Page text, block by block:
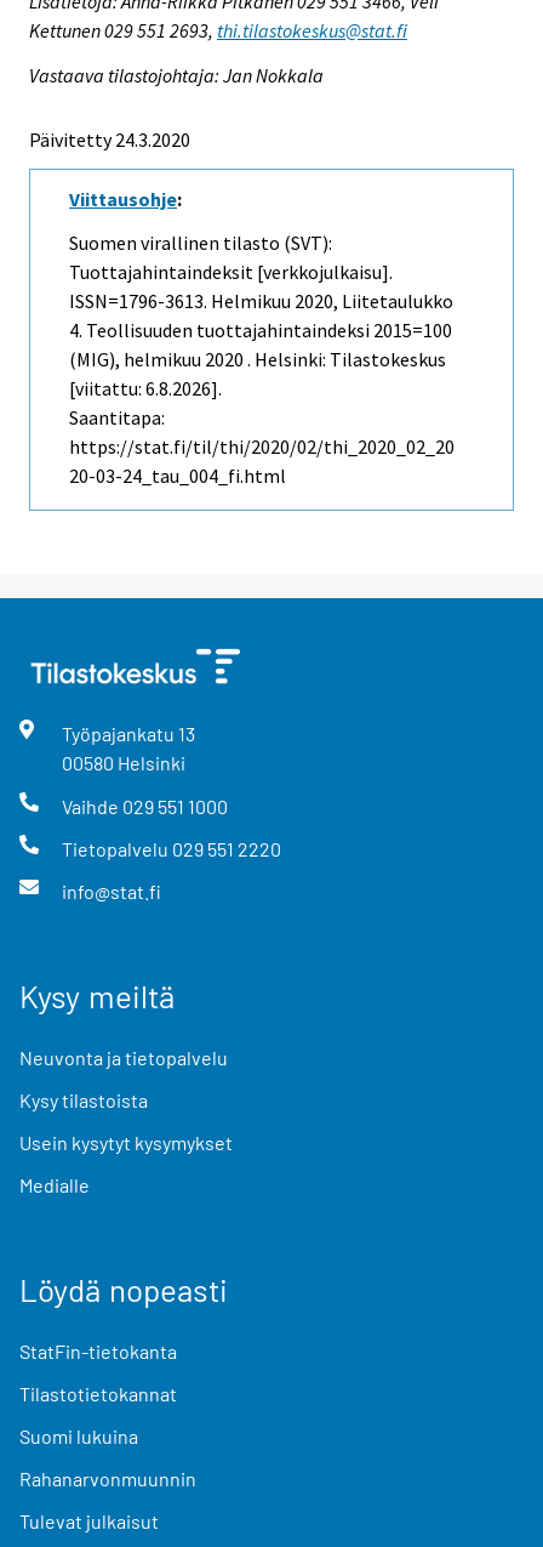
Kettunen 029 551 2693, thi.tilastokeskus@stat.fi
Vastaava tilastojohtaja: Jan Nokkala
Päivitetty 24.3.2020
Viittausohje:
Suomen virallinen tilasto (SVT):
Tuottajahintaindeksit [verkkojulkaisu].
ISSN=1796-3613. Helmikuu 2020, Liitetaulukko
4. Teollisuuden tuottajahintaindeksi 2015=100
(MIG), helmikuu 2020 . Helsinki: Tilastokeskus
[viitattu: 6.8.2026].
Saantitapa:
https://stat.fi/til/thi/2020/02/thi_2020_02_20
20-03-24_tau_004_fi.html
Työpajankatu 13
00580 Helsinki
Vaihde 029 551 1000
Tietopalvelu 029 551 2220
info@stat.fi
Kysy meiltä
Neuvonta ja tietopalvelu
Kysy tilastoista
Usein kysytyt kysymykset
Medialle
Löydä nopeasti
StatFin-tietokanta
Tilastotietokannat
Suomi lukuina
Rahanarvonmuunnin
Tulevat julkaisut